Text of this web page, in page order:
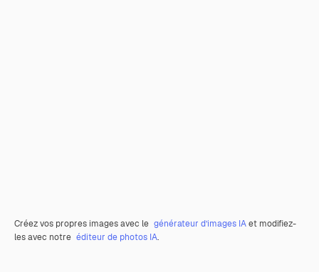
Créez vos propres images avec le générateur d’images IAet modifiez-
les avec notre éditeur de photos IA.